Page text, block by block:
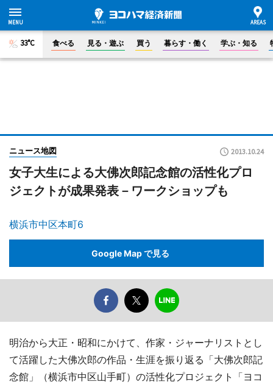
33°C 食べる 見る・遊ぶ 買う 暮らす・働く 学ぶ・知る
ニュース地図 2013.10.24
女子大生による大佛次郎記念館の活性化プロ
ジェクトが成果発表－ワークショップも
横浜市中区本町6
Google Map で見る
明治から大正・昭和にかけて、作家・ジャーナリストとし
て活躍した大佛次郎の作品・生涯を振り返る「大佛次郎記
念館」（横浜市中区山手町）の活性化プロジェクト「ヨコ